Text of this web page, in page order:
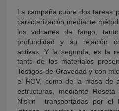
La campaña cubre dos tareas
caracterización mediante
los volcanes de fango,
profundidad y su relación
activas. Y la segunda, es la
tanto de los materiales
Testigos de Gravedad y con
el ROV, como de la masa de
estructuras, mediante
Niskin transportadas por el